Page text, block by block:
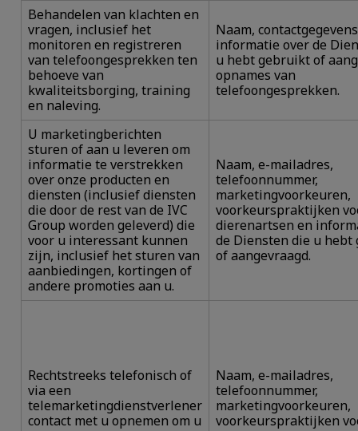
Behandelen van klachten en
vragen, inclusief het
monitoren en registreren
van telefoongesprekken ten
behoeve van
kwaliteitsborging, training
en naleving.
Naam,
informatie over de
u hebt gebruikt of
opnames van
telefoongesprekken.
U marketingberichten
sturen of aan u leveren om
informatie te verstrekken
over onze producten en
diensten (inclusief diensten
die door de rest van de IVC
Group worden geleverd) die
voor u interessant kunnen
zijn, inclusief het sturen van
aanbiedingen, kortingen of
andere promoties aan u.
Naam, e-mailadres,
telefoonnummer,
marketingvoorkeuren,
voorkeurspraktijken
dierenartsen en
de Diensten die u
of aangevraagd.
Rechtstreeks telefonisch of
via een
telemarketingdienstverlener
contact met u opnemen om u
Naam, e-mailadres,
telefoonnummer,
marketingvoorkeuren,
voorkeurspraktijken